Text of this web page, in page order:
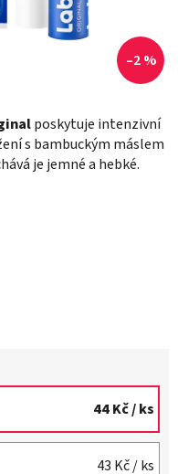
poskytuje intenzivní
s bambuckým máslem
je jemné a hebké.
44 Kč/ ks
43 Kč/ ks
–2 %